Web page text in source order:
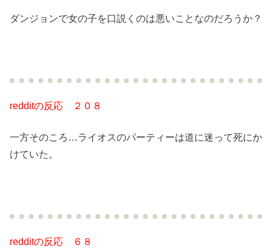
ダンジョンで女の子を口説くのは悪いことなのだろうか？
redditの反応 ２０８
一方そのころ…ライオスのパーティーは道に迷って死にか
けていた。
redditの反応 ６８